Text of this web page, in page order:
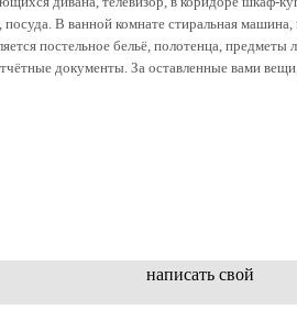
В ванной комнате стиральная машина,
постельное бельё, полотенца, предметы
документы. За оставленные вами вещи,
написать свой